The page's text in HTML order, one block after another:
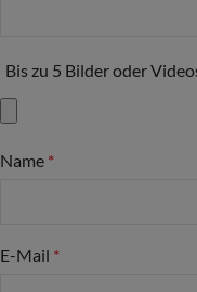
Bis zu 5 Bilder oder
Name *
E-Mail *